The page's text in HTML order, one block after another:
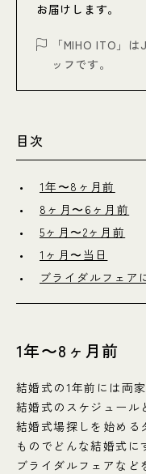
お届けします。
「MIHO ITO」
ッフです。
目次
1年〜8ヶ月前
8ヶ月〜6ヶ月前
5ヶ月〜2ヶ月前
1ヶ月〜当日
ブライダルフェア
1年〜8ヶ月前
結婚式の1年前には両
結婚式のスケジュール
結婚式場探しを始める
ものでどんな結婚式に
ブライダルフェアなど